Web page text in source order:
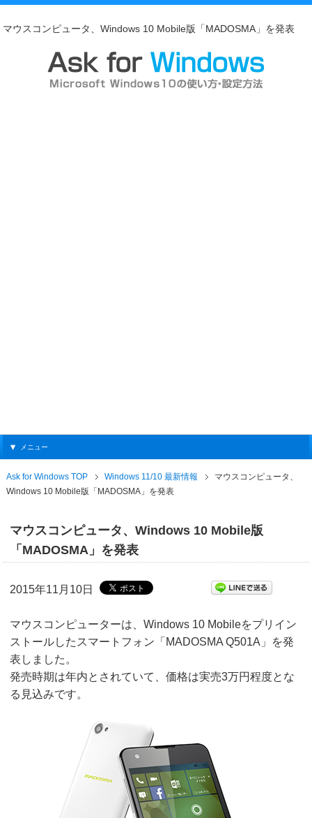
マウスコンピュータ、Windows 10 Mobile版「MADOSMA」を発表
メニュー
Ask for Windows TOP Windows 11/10 最新情報
マウスコンピュータ、
Windows 10 Mobile版「MADOSMA」を発表
マウスコンピュータ、Windows 10 Mobile版
「MADOSMA」を発表
2015年11月10日
マウスコンピューターは、Windows 10 Mobileをプリイン
ストールしたスマートフォン「MADOSMA Q501A」を発
表しました。
発売時期は年内とされていて、価格は実売3万円程度とな
る見込みです。